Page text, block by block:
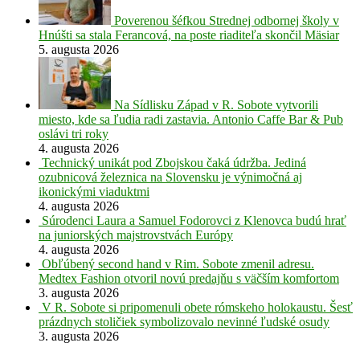
Poverenou šéfkou Strednej odbornej školy v
Hnúšti sa stala Ferancová, na poste riaditeľa skončil Mäsiar
5. augusta 2026
Na Sídlisku Západ v R. Sobote vytvorili
miesto, kde sa ľudia radi zastavia. Antonio Caffe Bar & Pub
oslávi tri roky
4. augusta 2026
Technický unikát pod Zbojskou čaká údržba. Jediná
ozubnicová železnica na Slovensku je výnimočná aj
ikonickými viaduktmi
4. augusta 2026
Súrodenci Laura a Samuel Fodorovci z Klenovca budú hrať
na juniorských majstrovstvách Európy
4. augusta 2026
Obľúbený second hand v Rim. Sobote zmenil adresu.
Medtex Fashion otvoril novú predajňu s väčším komfortom
3. augusta 2026
V R. Sobote si pripomenuli obete rómskeho holokaustu. Šesť
prázdnych stoličiek symbolizovalo nevinné ľudské osudy
3. augusta 2026